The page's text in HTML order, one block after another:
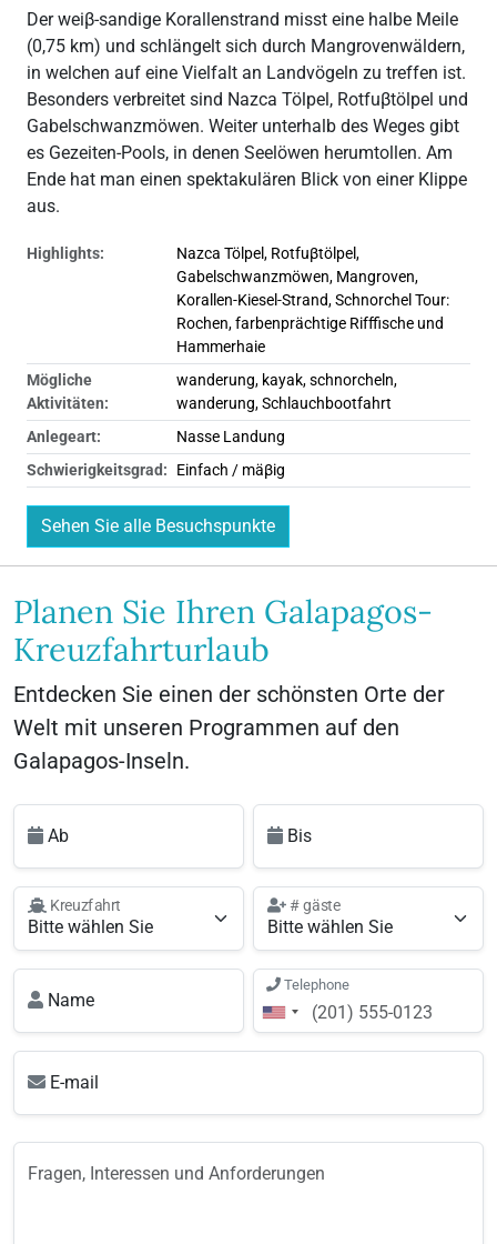
Der weiβ-sandige Korallenstrand misst eine halbe Meile
(0,75 km) und schlängelt sich durch Mangrovenwäldern,
in welchen auf eine Vielfalt an Landvögeln zu treffen ist.
Besonders verbreitet sind Nazca Tölpel, Rotfuβtölpel und
Gabelschwanzmöwen. Weiter unterhalb des Weges gibt
es Gezeiten-Pools, in denen Seelöwen herumtollen. Am
Ende hat man einen spektakulären Blick von einer Klippe
aus.
Highlights:
Nazca Tölpel, Rotfuβtölpel,
Gabelschwanzmöwen, Mangroven,
Korallen-Kiesel-Strand, Schnorchel Tour:
Rochen, farbenprächtige Rifffische und
Hammerhaie
Mögliche
Aktivitäten:
wanderung, kayak, schnorcheln,
wanderung, Schlauchbootfahrt
Anlegeart:
Nasse Landung
Schwierigkeitsgrad:
Einfach / mäβig
Sehen Sie alle Besuchspunkte
Planen Sie Ihren Galapagos-
Kreuzfahrturlaub
Entdecken Sie einen der schönsten Orte der
Welt mit unseren Programmen auf den
Galapagos-Inseln.
Ab Bis
Kreuzfahrt # gäste
Name
Telephone
E-mail